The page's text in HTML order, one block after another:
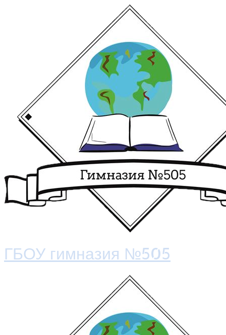
ГБОУ гимназия №505